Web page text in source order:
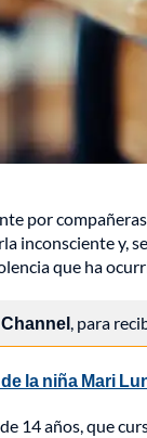
por
inconsciente y,
que ha
, para
la niña Mari
14 años, que